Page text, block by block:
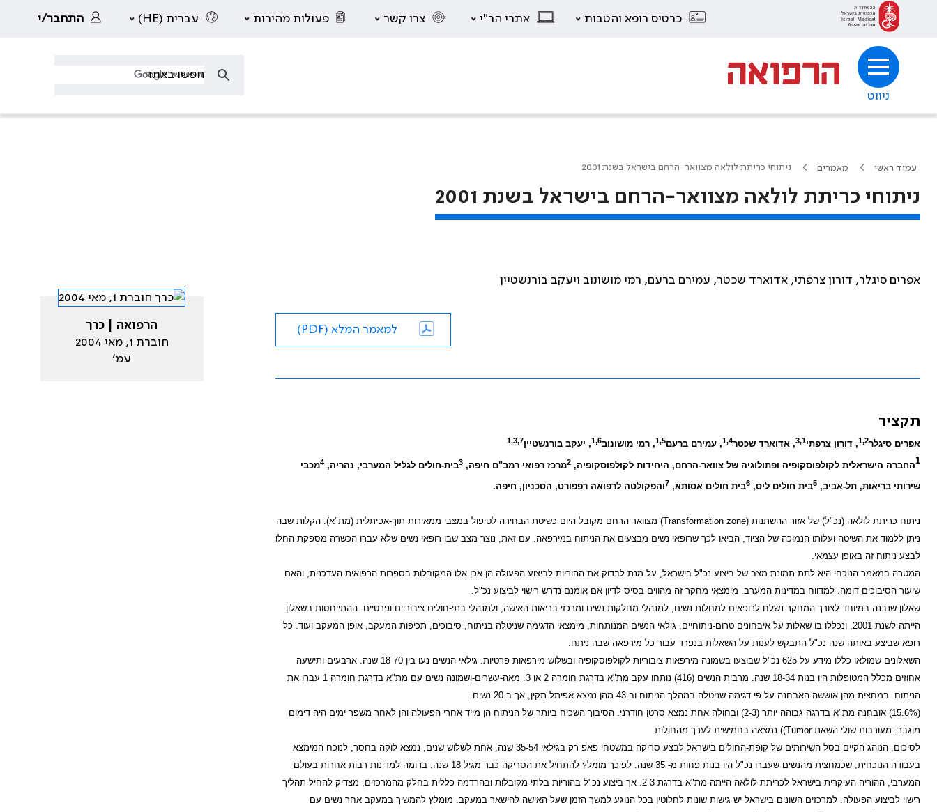
כרטיס רופא והטבות אתרי הר"י צרו קשר פעולות מהירות עברית (HE) התחבר/י
ניווט
עמוד ראשי מאמרים ניתוחי כריתת לולאה מצוואר-הרחם בישראל בשנת 2001
ניתוחי כריתת לולאה מצוואר-הרחם בישראל בשנת 2001
אפרים סיגלר, דורון צרפתי, אדוארד שכטר, עמירם ברעם, רמי מושונוב ויעקב בורנשטיין
למאמר המלא (PDF)
תקציר
אפרים סיגלר1,2, דורון צרפתי3,1, אדוארד שכטר1,4, עמירם ברעם1,5, רמי מושונוב1,6, יעקב בורנשטיין1,3,7
1החברה הישראלית לקולפוסקופיה ופתולוגיה של צוואר-הרחם, היחידות לקולפוסקופיה,2מרכז רפואי רמב"ם חיפה,3בית-חולים לגליל המערבי, נהריה,4מכבי
שירותי בריאות, תל-אביב,5בית חולים ליס,6בית חולים אסותא, 7והפקולטה לרפואה רפפורט, הטכניון, חיפה.
ניתוח כריתת לולאה (נכ"ל) של אזור ההשתנות (Transformation zone) מצוואר הרחם מקובל היום כשיטת הבחירה לטיפול במצבי ממאירות תוך-אפיתלית (מת"א). הקלות שבה
ניתן ללמוד את השיטה ועלותו הנמוכה של הציוד, הביאו לכך שרופאי נשים מבצעים את הניתוח במירפאה. עם זאת, נוצר מצב שבו רופאי נשים שלא עברו הכשרה מספקת החלו
לבצע ניתוח זה באופן עצמאי.
המטרה במאמר הנוכחי היא לתת תמונת מצב של ביצוע נכ"ל בישראל, על-מנת לבדוק את ההוריות לביצוע הפעולה הן אכן אלו המקובלות בספרות הרפואית העדכנית, והאם
שיעור הסיבוכים דומה. למדווח במדינות המערב. מימצאי מחקר זה מהווים בסיס לדיון אם אומנם נדרש רישוי לביצוע נכ"ל.
שאלון שנבנה במיוחד לצורך המחקר נשלח לרופאים למחלות נשים, למנהלי מחלקות נשים ומרכזי בריאות האישה, ולמנהלי בתי-חולים ציבוריים ופרטיים. ההתייחסות בשאלון
הייתה לשנת 2001, ונכללו בו שאלות על איבחונים טרום-ניתוחיים, גילאי הנשים המנותחות, מימצאי הדגימה שניטלה בניתוח, סיבוכים, תכיפות המעקב, אופן המעקב ועוד. כל
רופא שביצע באותה שנה נכ"ל התבקש לענות על השאלות בנפרד עבור כל מירפאה שבה ניתח.
השאלונים שמולאו כללו מידע על 625 נכ"ל שבוצעו בשמונה מירפאות ציבוריות לקולפוסקופיה ובשלוש מירפאות פרטיות. גילאי הנשים נעו בין 18-70 שנה. ארבעים-ותישעה
אחוזים מכלל המטופלות היו בנות 18-34 שנה. מרבית הנשים (416) נותחו עקב מת"א בדרגת חומרה 2 או 3. מאה-עשרים-ושמונה נשים עם מת"א בדרגת חומרה 1 עברו את
הניתוח. במחצית מהן אוששה האבחנה על-פי דגימה שניטלה במהלך הניתוח וב-43 מהן נמצא אפיתל תקין, אך ב-20 נשים
(15.6%) אובחנה מת"א בדרגה גבוהה יותר (2-3) ובחולה אחת נמצא סרטן חודרני. הסיבוך השכיח ביותר של הניתוח הן מייד אחרי הפעולה והן לאחר משפר ימים היה דימום
מוגבר. מעורבות שולי השאתTumor) ) נמצאה בחמישית לערך מהחולות.
לסיכום, הנוהג הקיים בסל השירותים של קופת-החולים בישראל לבצע סריקה במשטחי פאפ רק בגילאי 35-54 שנה, אחת לשלוש שנים, נמצא לוקה בחסר, לנוכח המימצא
בעבודה הנוכחית, שכמחצית מהנשים שעברו נכ"ל היו בנות פחות מ- 35 שנה. לפיכך מומלץ להתחיל את הסריקה כבר מגיל 18 שנה. בדומה למדינות רבות אחרות בעולם
המערבי, ההוריה העיקרית בישראל לכריתת לולאה הייתה מת"א בדרגת 2-3. אך ביצוע נכ"ל בהוריות בלתי מקובלות ובהרדמה כללית בחלק מהמרכזים, מצדיק להחיל תהליך
רישוי לביצוע הפעולה. למרכזים השונים בישראל יש גישות שונות לחלוטין בכל הנוגע למשך הזמן שעל האישה להישאר במעקב. מומלץ להמשיך במעקב אחר נשים עם
הרפואה | כרך
חוברת 1, מאי 2004
עמ׳